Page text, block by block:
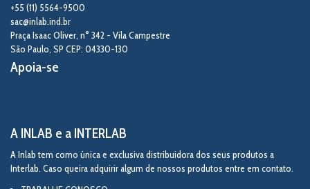
+55 (11) 5564-9500
sac@inlab.ind.br
Praça Isaac Oliver, n° 342 - Vila Campestre
São Paulo SP CEP: 04330-130
Apoia-se
A INLAB e a INTERLAB
A Inlab tem como única e exclusiva distribuidora dos seus produtos a
Interlab. Caso queira adquirir algum de nossos produtos entre em contato.